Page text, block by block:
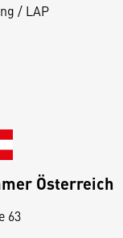
/ LAP
Österreich
63